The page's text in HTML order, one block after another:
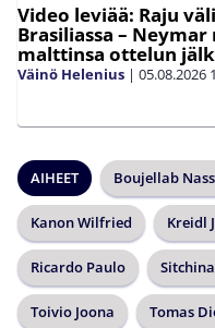
Video leviää: Raju
Brasiliassa –
malttinsa ottelun
Väinö Helenius | 05.08.2026
AIHEET Boujellab
Kanon Wilfried Kreidl
Ricardo Paulo
Toivio Joona Tomas